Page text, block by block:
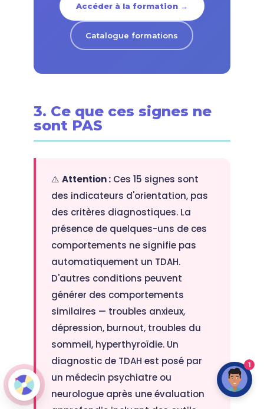
Accéder à la formation →
Catalogue formations
3. Ce que ces signes ne
sont PAS
⚠️ Attention :Ces 15 signes sont
des indicateurs d'orientation, pas
des critères diagnostiques. La
présence de quelques-uns de ces
comportements ne signifie pas
automatiquement un TDAH.
D'autres conditions peuvent
générer des comportements
similaires — troubles anxieux,
dépression, burnout, troubles du
sommeil, hyperthyroïdie. Un
diagnostic de TDAH est posé par
un médecin psychiatre ou
neurologue après une évaluation
1